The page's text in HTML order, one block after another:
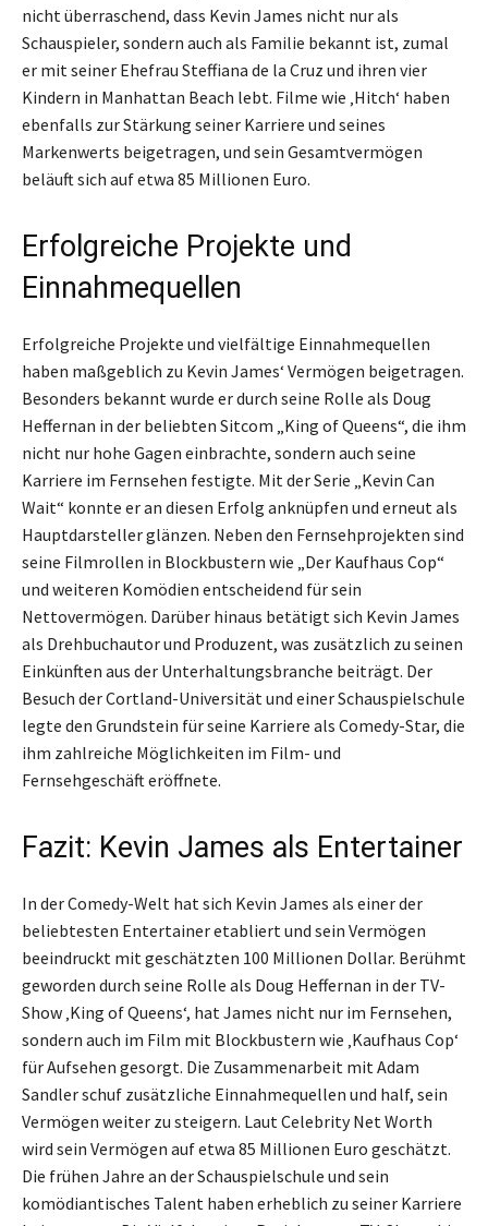
nicht überraschend, dass Kevin James nicht nur als
Schauspieler, sondern auch als Familie bekannt ist, zumal
er mit seiner Ehefrau Steffiana de la Cruz und ihren vier
Kindern in Manhattan Beach lebt. Filme wie ‚Hitch‘ haben
ebenfalls zur Stärkung seiner Karriere und seines
Markenwerts beigetragen, und sein Gesamtvermögen
beläuft sich auf etwa 85 Millionen Euro.
Erfolgreiche Projekte und
Einnahmequellen
Erfolgreiche Projekte und vielfältige Einnahmequellen
haben maßgeblich zu Kevin James‘ Vermögen beigetragen.
Besonders bekannt wurde er durch seine Rolle als Doug
Heffernan in der beliebten Sitcom „King of Queens“, die ihm
nicht nur hohe Gagen einbrachte, sondern auch seine
Karriere im Fernsehen festigte. Mit der Serie „Kevin Can
Wait“ konnte er an diesen Erfolg anknüpfen und erneut als
Hauptdarsteller glänzen. Neben den Fernsehprojekten sind
seine Filmrollen in Blockbustern wie „Der Kaufhaus Cop“
und weiteren Komödien entscheidend für sein
Nettovermögen. Darüber hinaus betätigt sich Kevin James
als Drehbuchautor und Produzent, was zusätzlich zu seinen
Einkünften aus der Unterhaltungsbranche beiträgt. Der
Besuch der Cortland-Universität und einer Schauspielschule
legte den Grundstein für seine Karriere als Comedy-Star, die
ihm zahlreiche Möglichkeiten im Film- und
Fernsehgeschäft eröffnete.
Fazit: Kevin James als Entertainer
In der Comedy-Welt hat sich Kevin James als einer der
beliebtesten Entertainer etabliert und sein Vermögen
beeindruckt mit geschätzten 100 Millionen Dollar. Berühmt
geworden durch seine Rolle als Doug Heffernan in der TV-
Show ‚King of Queens‘, hat James nicht nur im Fernsehen,
sondern auch im Film mit Blockbustern wie ‚Kaufhaus Cop‘
für Aufsehen gesorgt. Die Zusammenarbeit mit Adam
Sandler schuf zusätzliche Einnahmequellen und half, sein
Vermögen weiter zu steigern. Laut Celebrity Net Worth
wird sein Vermögen auf etwa 85 Millionen Euro geschätzt.
Die frühen Jahre an der Schauspielschule und sein
komödiantisches Talent haben erheblich zu seiner Karriere